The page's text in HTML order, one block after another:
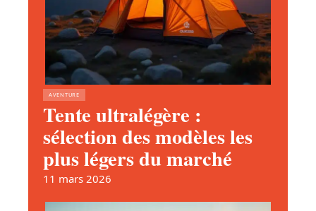
AVENTURE
Tente ultralégère :
sélection des modèles les
plus légers du marché
11 mars 2026